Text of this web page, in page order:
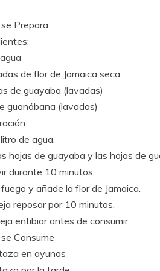
Prepara
de flor de Jamaica seca
de guayaba (lavadas)
guanábana (lavadas)
de agua.
hojas de guayaba y las hojas de
durante 10 minutos.
y añade la flor de Jamaica.
reposar por 10 minutos.
entibiar antes de consumir.
Consume
en ayunas